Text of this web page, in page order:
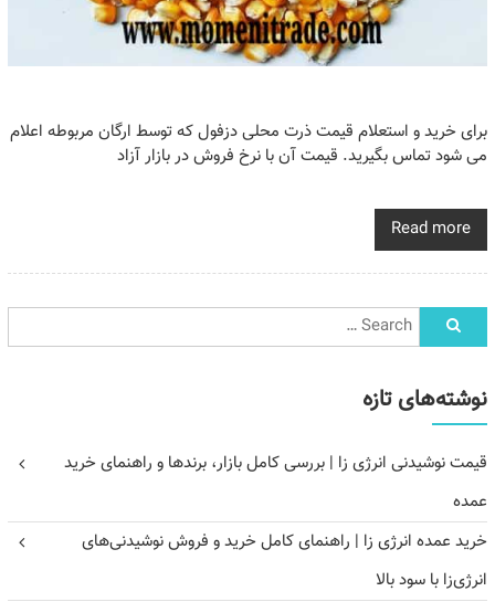
برای خرید و استعلام قیمت ذرت محلی دزفول که توسط ارگان مربوطه اعلام
می شود تماس بگیرید. قیمت آن با نرخ فروش در بازار آزاد
Read more
نوشته‌های تازه
قیمت نوشیدنی انرژی زا | بررسی کامل بازار، برندها و راهنمای خرید
عمده
خرید عمده انرژی زا | راهنمای کامل خرید و فروش نوشیدنی‌های
انرژی‌زا با سود بالا